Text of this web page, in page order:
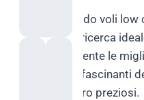
Se stai cercando voli
Go è il sito di ricerca
trovare facilmente le
queste due affascinanti
tempo e denaro preziosi.